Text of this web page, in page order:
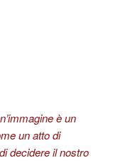
è un
un atto di
decidere il nostro